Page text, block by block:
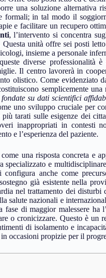
una soluzione alternativa
formali; in tal modo il
e facilitare un recupero
, l’intervento si concentra
unità offre sei posti
insieme a personale
diverse professionalità
Il centro lavorerà in
olistico. Come evidenziato
semplicemente
su dati scientifici
uno sviluppo cruciale per
tarati sulle esigenze dei
inappropriati in contesti
e l’esperienza del paziente.
una risposta concreta e
specializzato e
anche come
già esistente nella
nel trattamento dei disturbi
salute nazionali e
fase di maggior malessere
o cronicizzare. Questo è un
di isolamento e
occasioni propizie per il